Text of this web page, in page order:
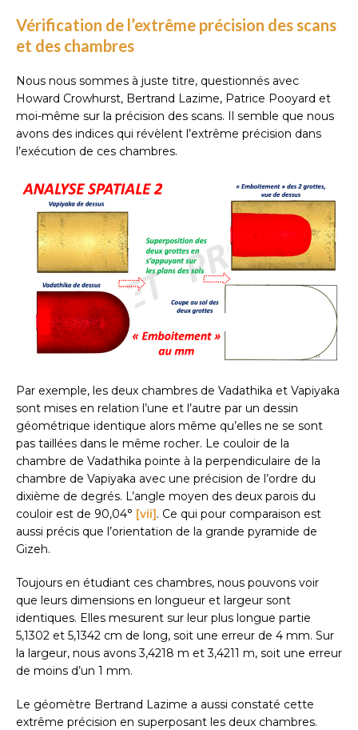
Vérification de l’extrême précision des scans
et des chambres
Nous nous sommes à juste titre, questionnés avec
Howard Crowhurst, Bertrand Lazime, Patrice Pooyard et
moi-même sur la précision des scans. Il semble que nous
avons des indices qui révèlent l’extrême précision dans
l’exécution de ces chambres.
Par exemple, les deux chambres de Vadathika et Vapiyaka
sont mises en relation l’une et l’autre par un dessin
géométrique identique alors même qu’elles ne se sont
pas taillées dans le même rocher. Le couloir de la
chambre de Vadathika pointe à la perpendiculaire de la
chambre de Vapiyaka avec une précision de l’ordre du
dixième de degrés. L’angle moyen des deux parois du
couloir est de 90,04° [vii]. Ce qui pour comparaison est
aussi précis que l’orientation de la grande pyramide de
Gizeh.
Toujours en étudiant ces chambres, nous pouvons voir
que leurs dimensions en longueur et largeur sont
identiques. Elles mesurent sur leur plus longue partie
5,1302 et 5,1342 cm de long, soit une erreur de 4 mm. Sur
la largeur, nous avons 3,4218 m et 3,4211 m, soit une erreur
de moins d’un 1 mm.
Le géomètre Bertrand Lazime a aussi constaté cette
extrême précision en superposant les deux chambres.